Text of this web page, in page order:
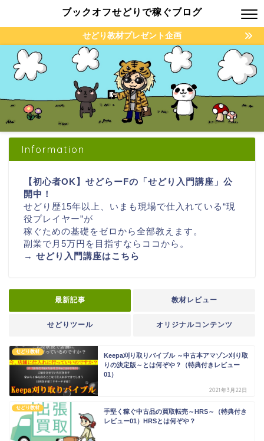
ブックオフせどりで稼ぐブログ
せどり教材プレゼント企画
Information
【初心者OK】せどらーFの「せどり入門講座」公
開中！
せどり歴15年以上、いまも現場で仕入れている“現
役プレイヤー”が
稼ぐための基礎をゼロから全部教えます。
副業で月5万円を目指すならココから。
→ せどり入門講座はこちら
最新記事 教材レビュー
せどりツール オリジナルコンテンツ
せどり教材
Keepa刈り取りバイブル ～中古本アマゾン刈り取
りの決定版～とは何ぞや？（特典付きレビュー
01）
2021年3月22日
せどり教材
手堅く稼ぐ中古品の買取転売～HRS～（特典付き
レビュー01）HRSとは何ぞや？